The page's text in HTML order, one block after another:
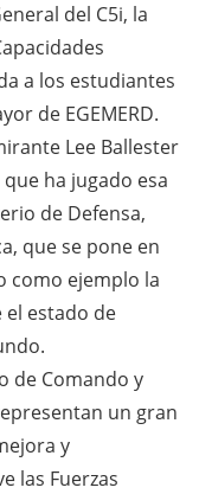
del C5i, la
a los estudiantes
de EGEMERD.
Lee Ballester
ha jugado esa
de Defensa,
que se pone en
como ejemplo la
estado de
de Comando y
un gran
y
las Fuerzas